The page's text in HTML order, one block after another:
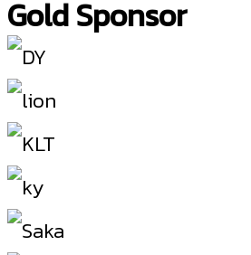
Gold Sponsor